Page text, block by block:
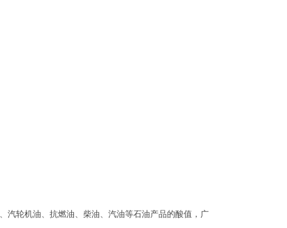
汽轮机油、抗燃油、柴油、汽油等石油产品的酸值，广